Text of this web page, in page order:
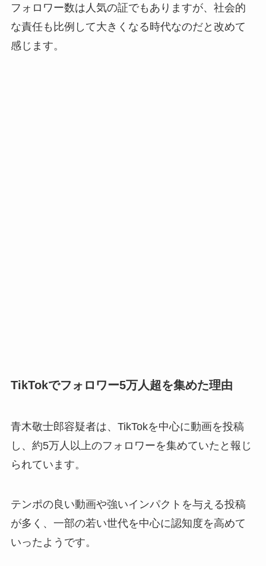
フォロワー数は人気の証でもありますが、社会的
な責任も比例して大きくなる時代なのだと改めて
感じます。
TikTokでフォロワー5万人超を集めた理由
青木敬士郎容疑者は、TikTokを中心に動画を投稿
し、約5万人以上のフォロワーを集めていたと報じ
られています。
テンポの良い動画や強いインパクトを与える投稿
が多く、一部の若い世代を中心に認知度を高めて
いったようです。